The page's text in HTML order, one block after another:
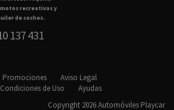
recreativas y
de coches.
137 431
Promociones
Aviso Legal
Condiciones de Uso
Ayudas
Copyright 2026 Automóviles Playcar